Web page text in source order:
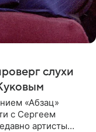
слухи
«Абзац»
с Сергеем
артисты